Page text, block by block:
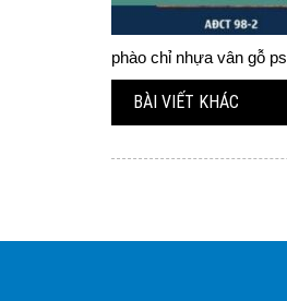
phào chỉ nhựa vân gỗ ps
BÀI VIẾT KHÁC